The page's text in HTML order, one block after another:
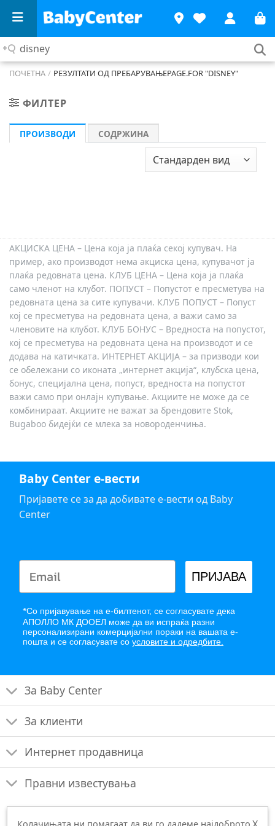
Сакам
ПОЧЕТНА / РЕЗУЛТАТИ ОД ПРЕБАРУВАЊЕPAGE.FOR "DISNEY"
ФИЛТЕР
ПРОИЗВОДИ СОДРЖИНА
АКЦИСКА ЦЕНА – Цена која ја плаќа секој купувач. На
пример, ако производот нема акциска цена, купувачот ја
плаќа редовната цена. КЛУБ ЦЕНА – Цена која ја плаќа
само членот на клубот. ПОПУСТ – Попустот е пресметува на
редовната цена за сите купувачи. КЛУБ ПОПУСТ – Попуст
кој се пресметува на редовната цена, а важи само за
членовите на клубот. КЛУБ БОНУС – Вредноста на попустот,
кој се пресметува на редовната цена на производот и се
додава на катичката. ИНТЕРНЕТ АКЦИЈА – за призводи кои
се обележани со иконата „интернет акција“, клубска цена,
бонус, специјална цена, попуст, вредноста на попустот
важи само при онлајн купување. Акциите не може да се
комбинираат. Акциите не важат за брендовите Stok,
Bugaboo бидејќи се млека за новороденчиња.
Baby Center е-вести
Пријавете се за да добивате е-вести од Baby
Center
ПРИЈАВА
*Со пријавување на е-билтенот, се согласувате дека
АПОЛЛО МК ДООЕЛ може да ви испраќа разни
персонализирани комерцијални пораки на вашата е-
пошта и се согласувате со условите и одредбите.
За Baby Center
За клиенти
Интернет продавница
Правни известувања